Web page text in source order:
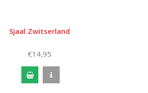
Sjaal Zwitserland
€14,95